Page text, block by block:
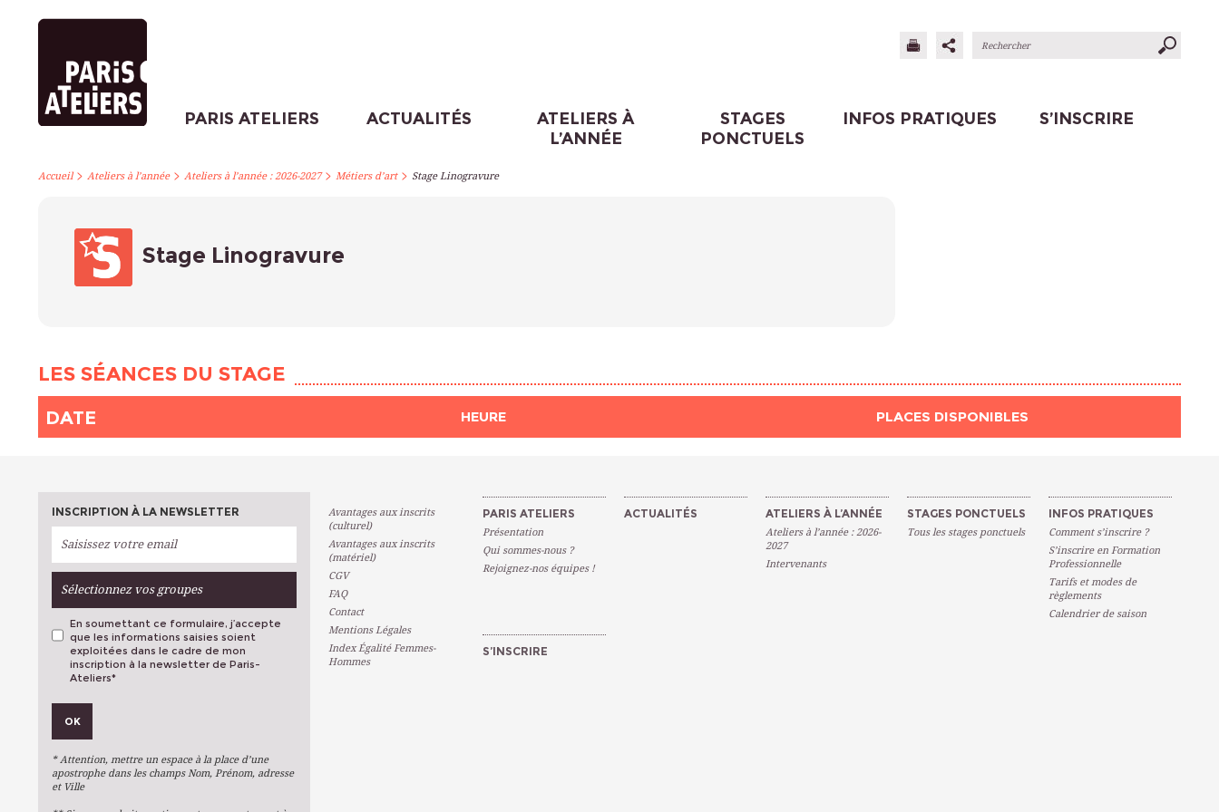
PARIS ATELIERS ACTUALITÉS
ATELIERS À
L’ANNÉE
STAGES
PONCTUELS
INFOS PRATIQUES S’INSCRIRE
Accueil> Ateliers à l’année> Ateliers à l’année : 2026-2027> Métiers d’art> Stage Linogravure
Stage Linogravure
LES SÉANCES DU STAGE
DATE HEURE PLACES DISPONIBLES
INSCRIPTION À LA NEWSLETTER
Sélectionnez vos groupes
Métiers D'art
Arts Du Texte
En soumettant ce formulaire, j’accepte
que les informations saisies soient
exploitées dans le cadre de mon
inscription à la newsletter de Paris-
Ateliers*
OK
* Attention, mettre un espace à la place d’une
apostrophe dans les champs Nom, Prénom, adresse
et Ville
Avantages aux inscrits
(culturel)
Avantages aux inscrits
(matériel)
CGV
FAQ
Contact
Mentions Légales
Index Égalité Femmes-
Hommes
PARIS ATELIERS
Présentation
Qui sommes-nous ?
Rejoignez-nos équipes !
ACTUALITÉS ATELIERS À L’ANNÉE
Ateliers à l’année : 2026-
2027
Intervenants
STAGES PONCTUELS
Tous les stages ponctuels
INFOS PRATIQUES
Comment s’inscrire ?
S’inscrire en Formation
Professionnelle
Tarifs et modes de
règlements
Calendrier de saison
S’INSCRIRE